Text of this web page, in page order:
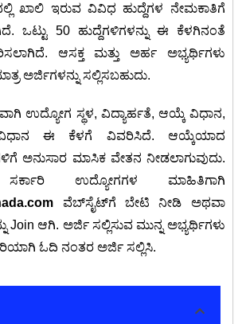
ಖಾಲಿ ಇರುವ ವಿವಿಧ ಹುದ್ದೆಗಳ ನೇಮಕಾತಿಗೆ
ಒಟ್ಟು 50 ಹುದ್ದೆಗಳಿಗಳನ್ನು ಈ ಕೆಳಗಿನಂತೆ
ಆಸಕ್ತ ಮತ್ತು ಅರ್ಹ ಅಭ್ಯರ್ಥಿಗಳು
ಅರ್ಜಿಗಳನ್ನು ಸಲ್ಲಿಸಬಹುದು.
ಉದ್ಯೋಗ ಸ್ಥಳ, ವಿದ್ಯಾರ್ಹತೆ, ಆಯ್ಕೆ ವಿಧಾನ,
ವಿಧಾನ ಈ ಕೆಳಗೆ ವಿವರಿಸಿದೆ. ಆಯ್ಕೆಯಾದ
ಅನುಸಾರ ಮಾಸಿಕ ವೇತನ ನೀಡಲಾಗುವುದು.
ಉದ್ಯೋಗಗಳ ಮಾಹಿತಿಗಾಗಿ
ವೆಬ್‌ಸೈಟ್‌ಗೆ ಬೇಟಿ ನೀಡಿ ಅಥವಾ
Join ಆಗಿ. ಅರ್ಜಿ ಸಲ್ಲಿಸುವ ಮುನ್ನ ಅಭ್ಯರ್ಥಿಗಳು
ಓದಿ ನಂತರ ಅರ್ಜಿ ಸಲ್ಲಿಸಿ.